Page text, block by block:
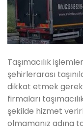
Taşımacılık
şehirlerarası
dikkat etmek
firmaları
şekilde hizmet
olmamanız adına